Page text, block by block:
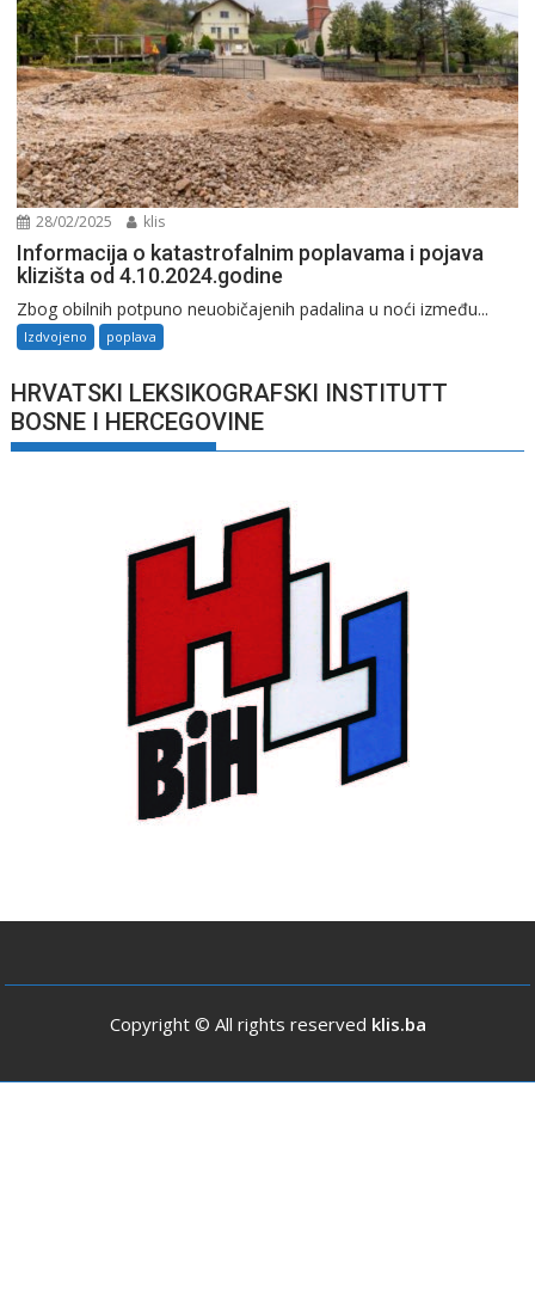
28/02/2025 klis
Informacija o katastrofalnim poplavama i pojava
klizišta od 4.10.2024.godine
Zbog obilnih potpuno neuobičajenih padalina u noći između...
Izdvojeno poplava
HRVATSKI LEKSIKOGRAFSKI INSTITUTT
BOSNE I HERCEGOVINE
Copyright © All rights reserved klis.ba